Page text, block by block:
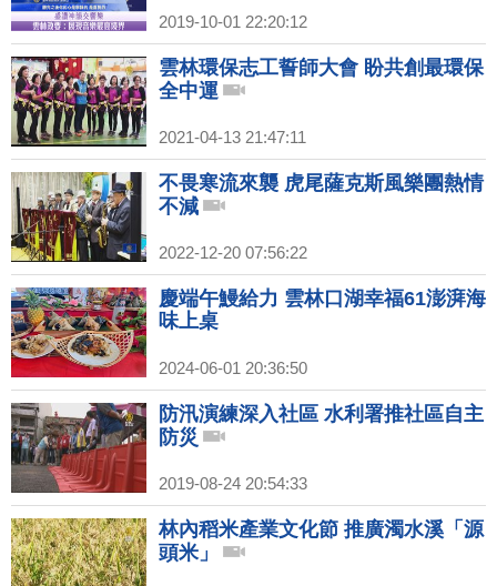
2019-10-01 22:20:12
雲林環保志工誓師大會 盼共創最環保
全中運
2021-04-13 21:47:11
不畏寒流來襲 虎尾薩克斯風樂團熱情
不減
2022-12-20 07:56:22
慶端午鰻給力 雲林口湖幸福61澎湃海
味上桌
2024-06-01 20:36:50
防汛演練深入社區 水利署推社區自主
防災
2019-08-24 20:54:33
林內稻米產業文化節 推廣濁水溪「源
頭米」